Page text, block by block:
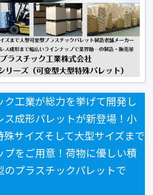
▼
🇰🇷🇹🇼🇻🇳
ク工業が総力を挙げて開発し
ス成形パレットが新登場！小
サイズそして大型サイズまで
プをご用意！荷物に優しい積
のプラスチックパレットで